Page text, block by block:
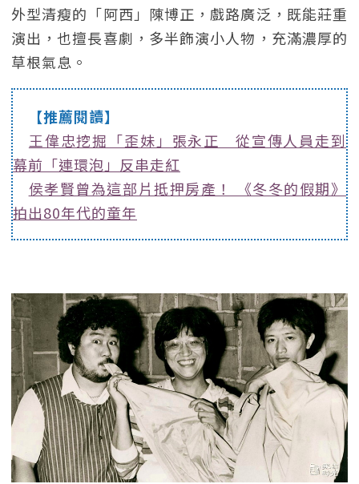
外型清瘦的「阿西」陳博正，戲路廣泛，既能莊重
演出，也擅長喜劇，多半飾演小人物，充滿濃厚的
草根氣息。
【推薦閱讀】
王偉忠挖掘「歪妹」張永正 從宣傳人員走到
幕前「連環泡」反串走紅
侯孝賢曾為這部片抵押房產！ 《冬冬的假期》
拍出80年代的童年